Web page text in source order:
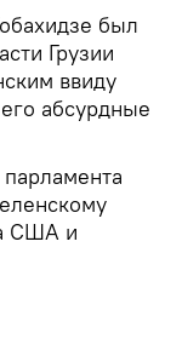
был
Грузии
ввиду
абсурдные
США и